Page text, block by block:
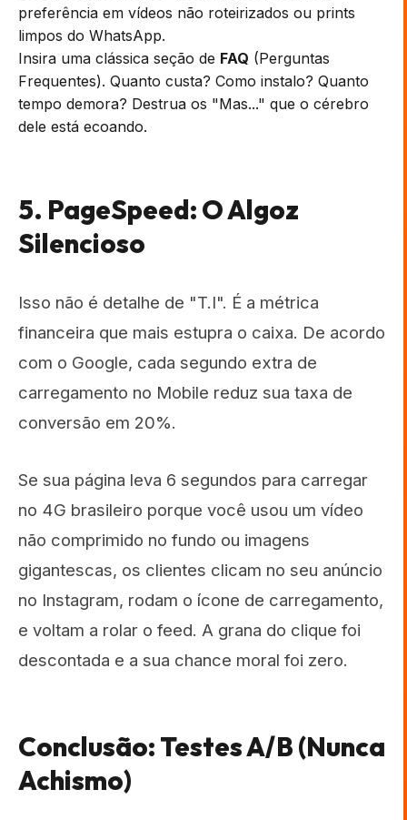
preferência em vídeos não roteirizados ou prints
limpos do WhatsApp.
Insira uma clássica seção de FAQ (Perguntas
Frequentes). Quanto custa? Como instalo? Quanto
tempo demora? Destrua os "Mas..." que o cérebro
dele está ecoando.
5. PageSpeed: O Algoz
Silencioso
Isso não é detalhe de "T.I". É a métrica
financeira que mais estupra o caixa. De acordo
com o Google, cada segundo extra de
carregamento no Mobile reduz sua taxa de
conversão em 20%.
Se sua página leva 6 segundos para carregar
no 4G brasileiro porque você usou um vídeo
não comprimido no fundo ou imagens
gigantescas, os clientes clicam no seu anúncio
no Instagram, rodam o ícone de carregamento,
e voltam a rolar o feed. A grana do clique foi
descontada e a sua chance moral foi zero.
Conclusão: Testes A/B (Nunca
Achismo)